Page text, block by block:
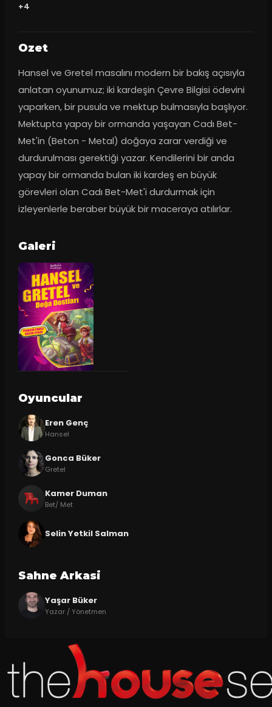
+4
Ozet
Hansel ve Gretel masalını modern bir bakış açısıyla
anlatan oyunumuz; iki kardeşin Çevre Bilgisi ödevini
yaparken, bir pusula ve mektup bulmasıyla başlıyor.
Mektupta yapay bir ormanda yaşayan Cadı Bet-
Met'in (Beton - Metal) doğaya zarar verdiği ve
durdurulması gerektiği yazar. Kendilerini bir anda
yapay bir ormanda bulan iki kardeş en büyük
görevleri olan Cadı Bet-Met'i durdurmak için
izleyenlerle beraber büyük bir maceraya atılırlar.
Galeri
Oyuncular
Eren Genç
Hansel
Gonca Büker
Gretel
Kamer Duman
Bet/ Met
Selin Yetkil Salman
Sahne Arkasi
Yaşar Büker
Yazar / Yönetmen